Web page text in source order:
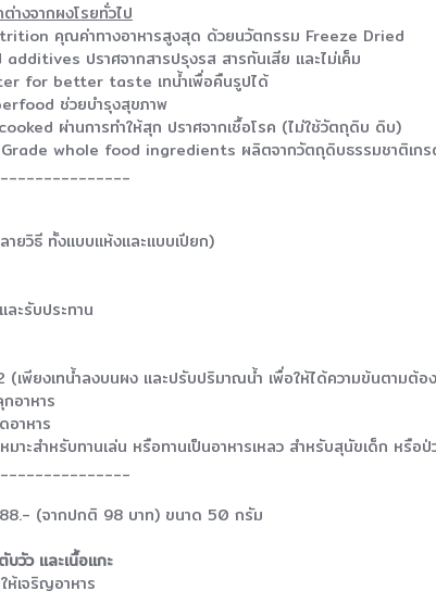
างจากผงโรยทั่วไป
คุณค่าทางอาหารสูงสุด ด้วยนวัตกรรม Freeze Dried
additives ปราศจากสารปรุงรส สารกันเสีย และไม่เค็ม
for better taste เทน้ำเพื่อคืนรูปได้
ช่วยบำรุงสุขภาพ
ผ่านการทำให้สุก ปราศจากเชื้อโรค (ไม่ใช้วัตถุดิบ ดิบ)
whole food ingredients ผลิตจากวัตถุดิบธรรมชาติเกร
ายวิธี ทั้งแบบแห้งและแบบเปียก)
ละรับประทาน
เพียงเทน้ำลงบนผง และปรับปริมาณน้ำ เพื่อให้ได้ความข้นตามต้อ
อาหาร
อาหาร
มาะสำหรับทานเล่น หรือทานเป็นอาหารเหลว สำหรับสุนัขเด็ก หรือ
(จากปกติ 98 บาท) ขนาด 50 กรัม
วัว และเนื้อแกะ
ห้เจริญอาหาร